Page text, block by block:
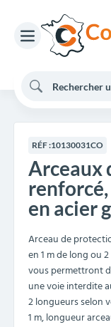
RÉF :10130031CO
Arceaux
en acier
Arceau de
en 1 m de long ou
vous permettront
une voie interdite
2 longueurs selon
1 m, longueur